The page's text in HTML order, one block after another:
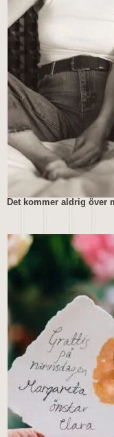
Det kommer aldrig över